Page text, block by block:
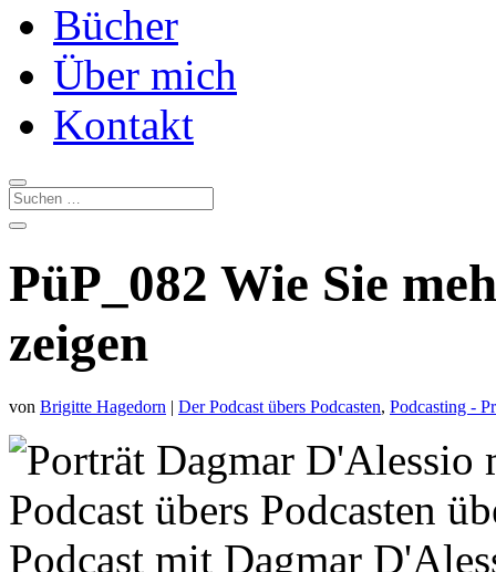
Bücher
Über mich
Kontakt
PüP_082 Wie Sie
zeigen
von Brigitte Hagedorn | Der Podcast übers Podcasten, Podcasting -